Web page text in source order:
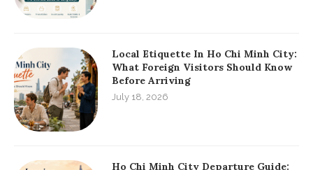
Local Etiquette In Ho Chi Minh City:
What Foreign Visitors Should Know
Before Arriving
July 18, 2026
Ho Chi Minh City Departure Guide: